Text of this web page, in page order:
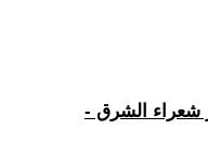
شعراء الشرق -